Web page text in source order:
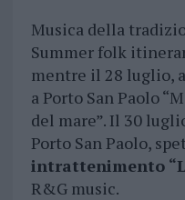
Musica della
Summer folk
mentre il 28 luglio,
a Porto San Paolo
del mare”. Il 30
Porto San Paolo,
intrattenimento
R&G music.